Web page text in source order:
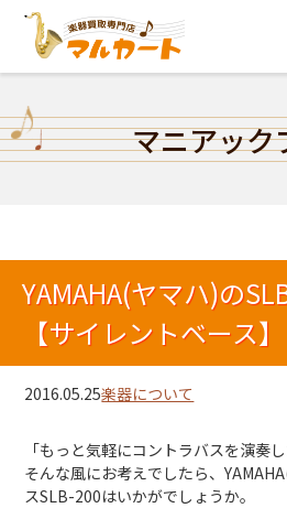
マニアック
YAMAHA(ヤマハ)の
【サイレントベース】
2016.05.25楽器について
「もっと気軽にコントラバスを演奏し
そんな風にお考えでしたら、
スSLB-200はいかがでしょうか。